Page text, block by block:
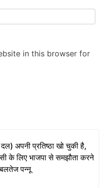
in this browser for
दल) अपनी प्रतिष्ठा खो चुकी है,
के लिए भाजपा से समझौता करने
पन्नू